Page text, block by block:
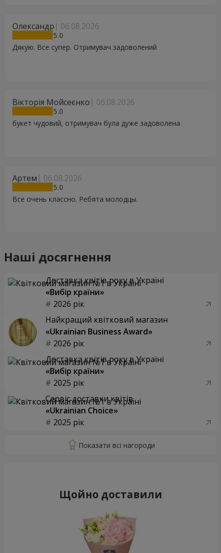
Олександр 06.08.2026
5
Дякую. Все супер. Отримувач задоволений
Вікторія Мойсеєнко 06.08.2026
5
букет чудовий, отримувач була дуже задоволена
Артем 06.08.2026
5
Все очень классно. Ребята молодцы.
Наші досягнення
Доставка квітів року в Україні
«Вибір країни»
2026 рік
Найкращий квітковий магазин
«Ukrainian Business Award»
2026 рік
Доставка квітів року в Україні
«Вибір країни»
2025 рік
Сервіс доставки квітів
«Ukrainian Choice»
2025 рік
Щойно доставили